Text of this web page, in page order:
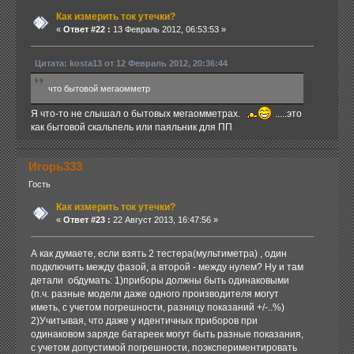
Как измерить ток утечки?
« Ответ #22 : 13 Февраль 2012, 06:53:53 »
Цитата: kosta13 от 12 Февраль 2012, 20:36:44
что бытовой мегаомметр
Я что-то не слышал о бытовых мегаомметрах.
.....это
как бытовой скальпель или паяльник для ПП
Игорь333
Гость
Как измерить ток утечки?
« Ответ #23 : 22 Август 2013, 16:47:56 »
А как думаете, если взять 2 тестера(мультиметра) , один
подключить между фазой, а второй - между нулем? Ну и там
детали обдумать: 1)приборы должны быть одинаковыми
(п.ч. разные модели даже одного производителя могут
иметь, с учетом погрешности, разницу показаний +/-..%)
2)Учитывая, что даже у идентичных приборов при
одинаковом заряде батареек могут быть разные показания,
с учетом допустимой погрешности, поэкспериментировать